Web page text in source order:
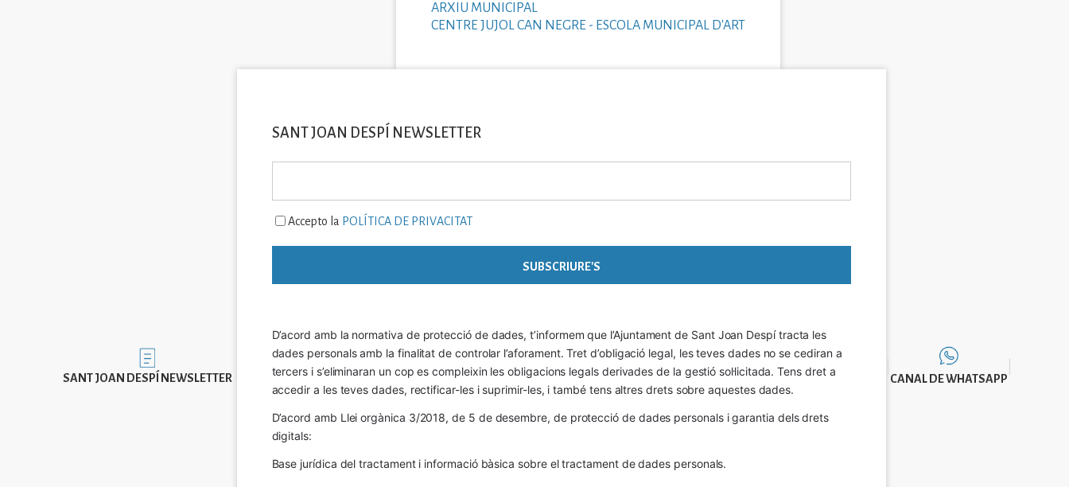
ARXIU MUNICIPAL
CENTRE JUJOL CAN NEGRE - ESCOLA MUNICIPAL D'ART
Imatge
SANT JOAN DESPÍ NEWSLETTER
SANT JOAN DESPÍ NEWSLETTER
Accepto la POLÍTICA DE PRIVACITAT
D’acord amb la normativa de protecció de dades, t’informem que l’Ajuntament de Sant Joan Despí tracta les
dades personals amb la finalitat de controlar l’aforament. Tret d’obligació legal, les teves dades no se cediran a
tercers i s’eliminaran un cop es compleixin les obligacions legals derivades de la gestió sol·licitada. Tens dret a
accedir a les teves dades, rectificar-les i suprimir-les, i també tens altres drets sobre aquestes dades.
D’acord amb Llei orgànica 3/2018, de 5 de desembre, de protecció de dades personals i garantia dels drets
digitals:
Base jurídica del tractament i informació bàsica sobre el tractament de dades personals.
CANAL DE WHATSAPP